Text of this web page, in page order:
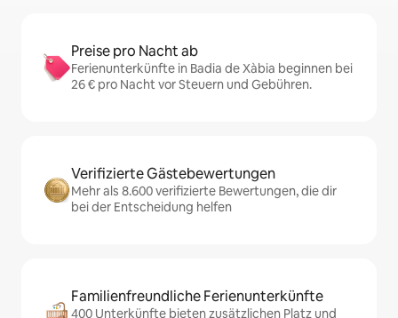
Preise pro Nacht ab
Ferienunterkünfte in Badia de Xàbia beginnen bei
26 € pro Nacht vor Steuern und Gebühren.
Verifizierte Gästebewertungen
Mehr als 8.600 verifizierte Bewertungen, die dir
bei der Entscheidung helfen
Familienfreundliche Ferienunterkünfte
400 Unterkünfte bieten zusätzlichen Platz und